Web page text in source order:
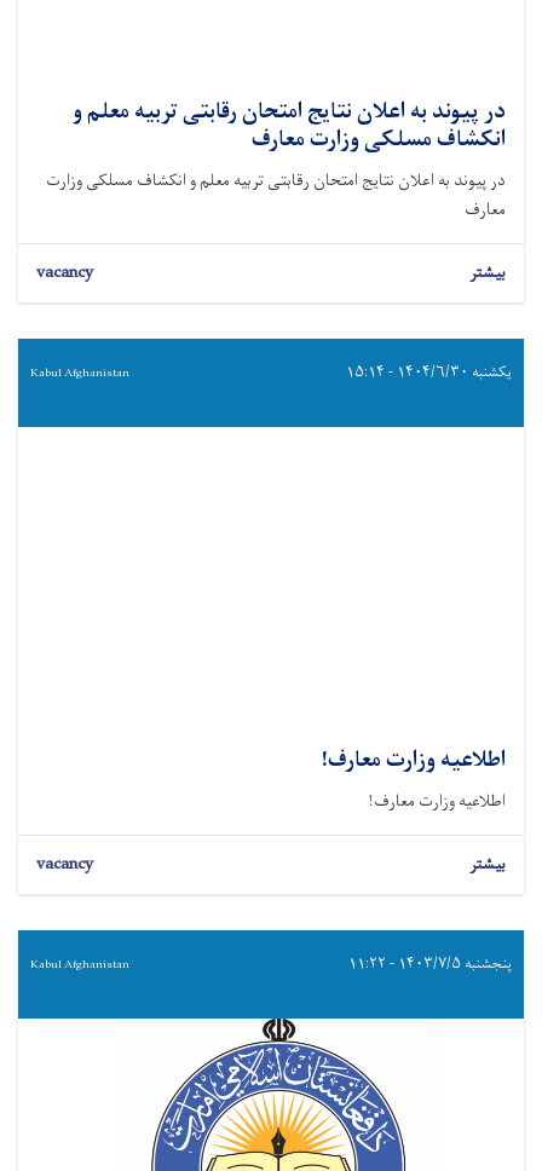
در پیوند به اعلان نتایج امتحان رقابتی تربیه معلم و
انکشاف مسلکی وزارت معارف
در پیوند به اعلان نتایج امتحان رقابتی تربیه معلم و انکشاف مسلکی وزارت
معارف
بیشتر vacancy
یکشنبه ۱۴۰۴/۶/۳۰ - ۱۵:۱۴ Kabul Afghanistan
اطلاعیه وزارت معارف!
اطلاعیه وزارت معارف!
بیشتر vacancy
پنجشنبه ۱۴۰۳/۷/۵ - ۱۱:۲۲ Kabul Afghanistan